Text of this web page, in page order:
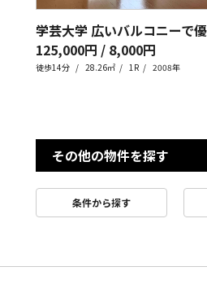
125,000円 / 8,000円
徒歩14分 28.26㎡ 1R 2008年
その他の物件を探す
条件から探す